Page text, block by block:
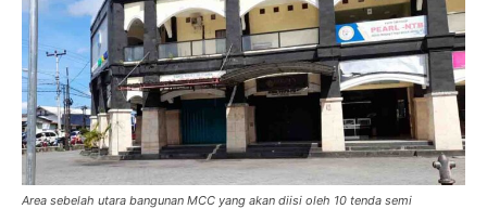
Area sebelah utara bangunan MCC yang akan diisi oleh 10 tenda semi